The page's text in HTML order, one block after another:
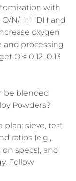
with
N/H; HDH and
oxygen
and processing
O ≤ 0.12–0.13
be blended
Powders?
plan: sieve, test
ratios (e.g.,
specs), and
Follow